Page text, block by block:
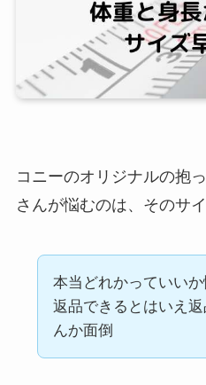
コニーのオリジナルの抱
さんが悩むのは、そのサイ
本当どれかっていいか
返品できるとはいえ
んか面倒